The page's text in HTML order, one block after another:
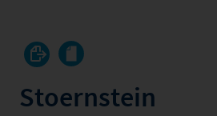
Stoernstein